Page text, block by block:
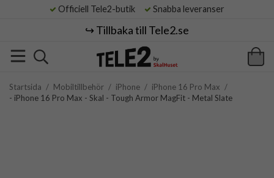
Officiell Tele2-butik Snabba leveranser
↪️ Tillbaka till Tele2.se
Startsida / Mobiltillbehör / iPhone / iPhone 16 Pro Max /
- iPhone 16 Pro Max - Skal - Tough Armor MagFit - Metal Slate